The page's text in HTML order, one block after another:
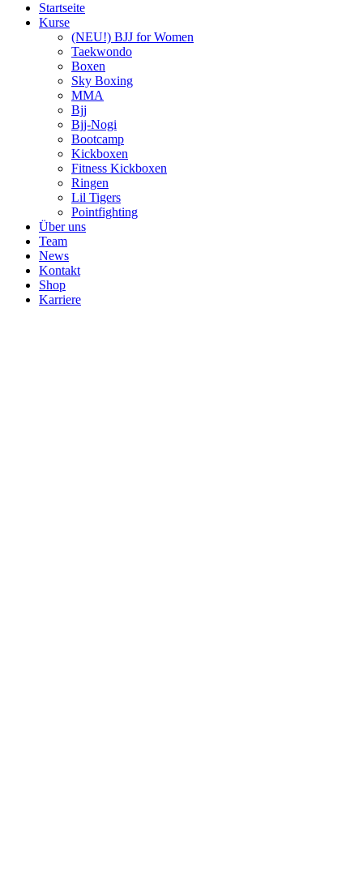
Startseite
Kurse
(NEU!) BJJ for Women
Taekwondo
Boxen
Sky Boxing
MMA
Bjj
Bjj-Nogi
Bootcamp
Kickboxen
Fitness Kickboxen
Ringen
Lil Tigers
Pointfighting
Über uns
Team
News
Kontakt
Shop
Karriere